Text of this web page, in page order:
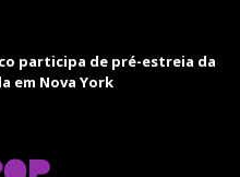
participa de pré-estreia da
em Nova York